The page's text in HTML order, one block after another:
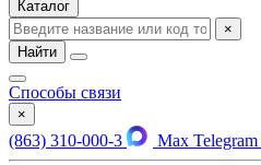
Каталог
×
Найти
Способы связи
×
(863) 310-000-3 Max Telegram